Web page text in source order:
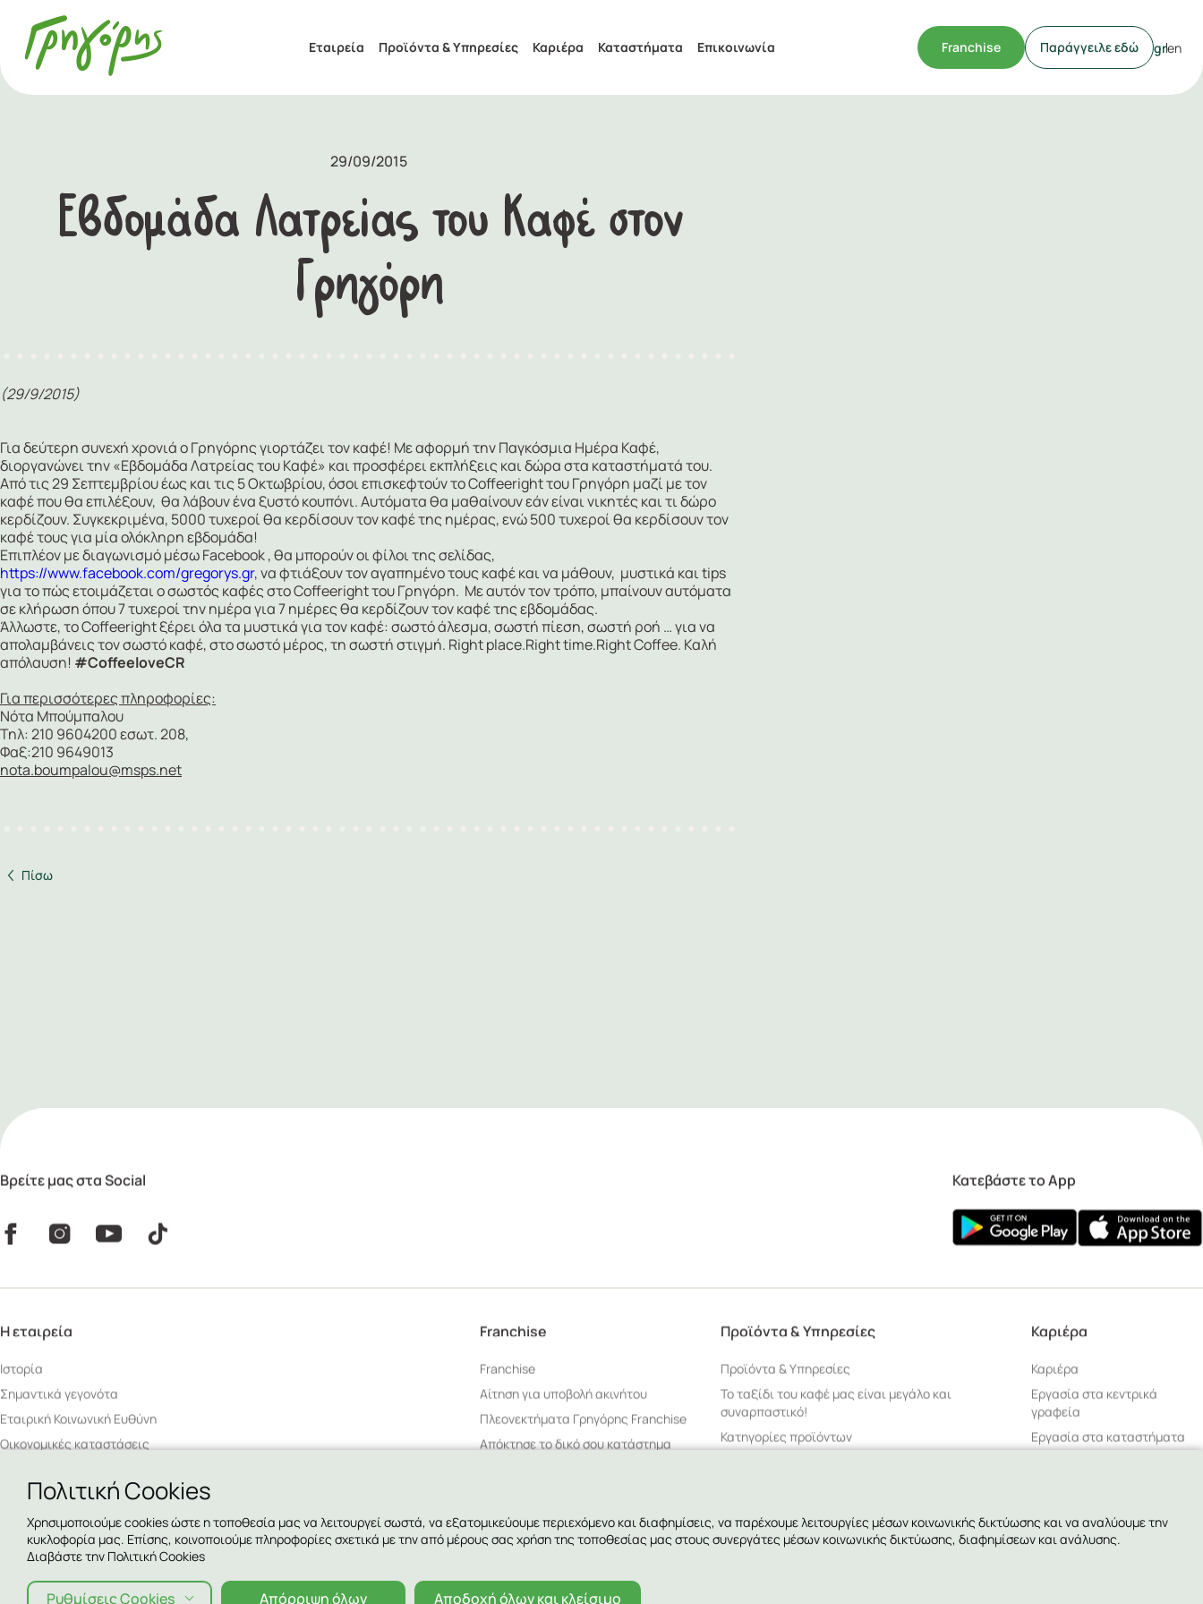
Εταιρεία Προϊόντα & Υπηρεσίες Καριέρα Καταστήματα Επικοινωνία Franchise Παράγγειλε εδώ gren
29/09/2015
Εβδομάδα Λατρείας του Καφέ στον
Γρηγόρη
(29/9/2015)
Για δεύτερη συνεχή χρονιά ο Γρηγόρης γιορτάζει τον καφέ! Με αφορμή την Παγκόσμια Ημέρα Καφέ,
διοργανώνει την «Εβδομάδα Λατρείας του Καφέ» και προσφέρει εκπλήξεις και δώρα στα καταστήματά του.
Από τις 29 Σεπτεμβρίου έως και τις 5 Οκτωβρίου, όσοι επισκεφτούν το Coffeeright του Γρηγόρη μαζί με τον
καφέ που θα επιλέξουν, θα λάβουν ένα ξυστό κουπόνι. Αυτόματα θα μαθαίνουν εάν είναι νικητές και τι δώρο
κερδίζουν. Συγκεκριμένα, 5000 τυχεροί θα κερδίσουν τον καφέ της ημέρας, ενώ 500 τυχεροί θα κερδίσουν τον
καφέ τους για μία ολόκληρη εβδομάδα!
Επιπλέον με διαγωνισμό μέσω Facebook , θα μπορούν οι φίλοι της σελίδας,
https://www.facebook.com/gregorys.gr, να φτιάξουν τον αγαπημένο τους καφέ και να μάθουν, μυστικά και tips
για το πώς ετοιμάζεται ο σωστός καφές στο Coffeeright του Γρηγόρη. Με αυτόν τον τρόπο, μπαίνουν αυτόματα
σε κλήρωση όπου 7 τυχεροί την ημέρα για 7 ημέρες θα κερδίζουν τον καφέ της εβδομάδας.
Άλλωστε, το Coffeeright ξέρει όλα τα μυστικά για τον καφέ: σωστό άλεσμα, σωστή πίεση, σωστή ροή … για να
απολαμβάνεις τον σωστό καφέ, στο σωστό μέρος, τη σωστή στιγμή. Right place.Right time.Right Coffee. Καλή
απόλαυση! #CoffeeloveCR
Για περισσότερες πληροφορίες:
Νότα Μπούμπαλου
Τηλ: 210 9604200 εσωτ. 208,
Φαξ:210 9649013
nota.boumpalou@msps.net
Πίσω
Βρείτε μας στα Social Κατεβάστε το App
H εταιρεία
Ιστορία
Σημαντικά γεγονότα
Εταιρική Κοινωνική Ευθύνη
Οικονομικές καταστάσεις
Καταστήματα
Επικοινωνία
Πολιτική Ποιότητας, Περιβάλλοντος Ασφάλειας Τροφίμων & Ασφάλειας
Εργαζομένων
Πολιτική για την επιχειρησιακή συνέχεια
Franchise
Franchise
Αίτηση για υποβολή ακινήτου
Πλεονεκτήματα Γρηγόρης Franchise
Απόκτησε το δικό σου κατάστημα
Συχνές ερωτήσεις
Προϊόντα & Υπηρεσίες
Προϊόντα & Υπηρεσίες
Το ταξίδι του καφέ μας είναι μεγάλο και
συναρπαστικό!
Κατηγορίες προϊόντων
Καριέρα
Καριέρα
Εργασία στα κεντρικά
γραφεία
Εργασία στα καταστήματα
Πολιτική Cookies
Χρησιμοποιούμε cookies ώστε η τοποθεσία μας να λειτουργεί σωστά, να εξατομικεύουμε περιεχόμενο και διαφημίσεις, να παρέχουμε λειτουργίες μέσων κοινωνικής δικτύωσης και να αναλύουμε την
κυκλοφορία μας. Επίσης, κοινοποιούμε πληροφορίες σχετικά με την από μέρους σας χρήση της τοποθεσίας μας στους συνεργάτες μέσων κοινωνικής δικτύωσης, διαφημίσεων και ανάλυσης.
Διαβάστε την Πολιτική Cookies
Ρυθμίσεις Cookies Απόρριψη όλων Αποδοχή όλων και κλείσιμο